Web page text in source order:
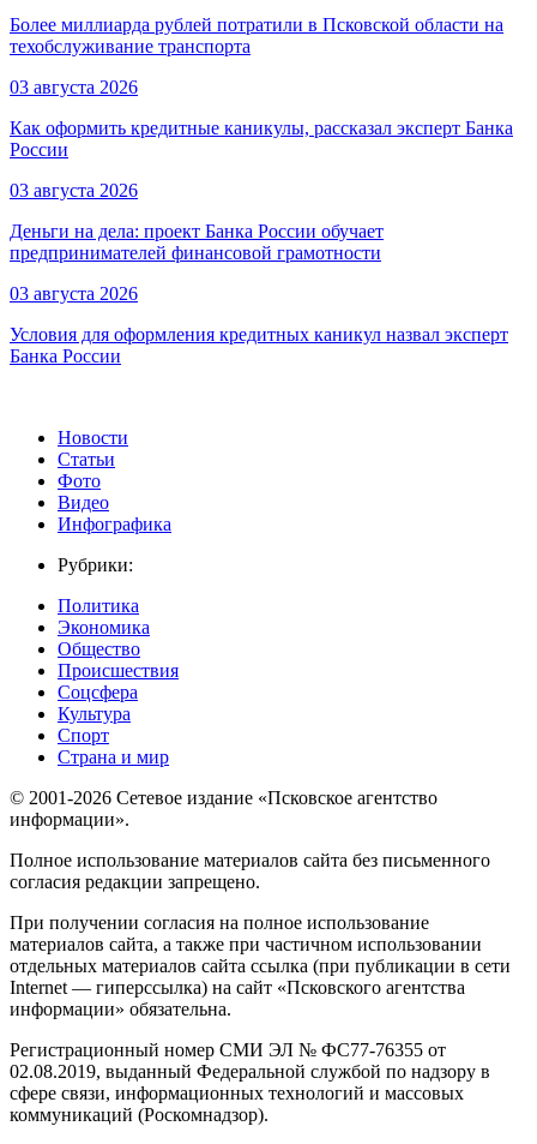
Более миллиарда рублей потратили в Псковской области на
техобслуживание транспорта
03 августа 2026
Как оформить кредитные каникулы, рассказал эксперт Банка
России
03 августа 2026
Деньги на дела: проект Банка России обучает
предпринимателей финансовой грамотности
03 августа 2026
Условия для оформления кредитных каникул назвал эксперт
Банка России
Новости
Статьи
Фото
Видео
Инфографика
Рубрики:
Политика
Экономика
Общество
Происшествия
Соцсфера
Культура
Спорт
Страна и мир
© 2001-2026 Сетевое издание «Псковское агентство
информации».
Полное использование материалов сайта без письменного
согласия редакции запрещено.
При получении согласия на полное использование
материалов сайта, а также при частичном использовании
отдельных материалов сайта ссылка (при публикации в сети
Internet — гиперссылка) на сайт «Псковского агентства
информации» обязательна.
Регистрационный номер СМИ ЭЛ № ФС77-76355 от
02.08.2019, выданный Федеральной службой по надзору в
сфере связи, информационных технологий и массовых
коммуникаций (Роскомнадзор).